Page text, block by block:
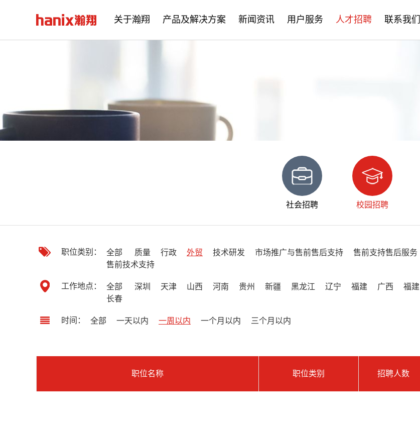
关于瀚翔 产品及解决方案 新闻资讯 用户服务 人才招聘 联系我们
社会招聘 校园招聘
职位类别： 全部 质量 行政 外贸 技术研发 市场推广与售前售后支持 售前支持售后服务
售前技术支持
工作地点： 全部 深圳 天津 山西 河南 贵州 新疆 黑龙江 辽宁 福建 广西 福建
长春
时间： 全部 一天以内 一周以内 一个月以内 三个月以内
职位名称 职位类别 招聘人数